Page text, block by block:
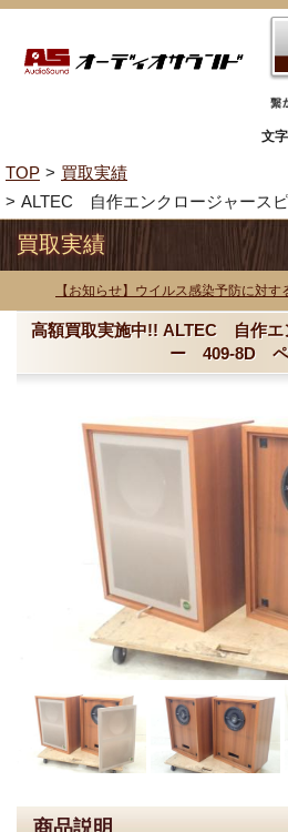
文
TOP
買取実績
ALTEC 自作エンクロージャー
買取実績
【お知らせ】ウイルス感染予防に対
高額買取実施中!! ALTEC 自作エ
ー 409-8D
商品説明